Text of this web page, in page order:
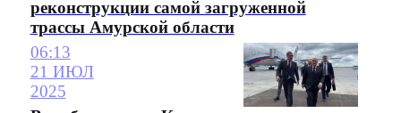
реконструкции самой загруженной
трассы Амурской области
06:13
21 ИЮЛ
2025